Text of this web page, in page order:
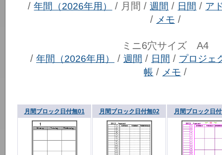
/年間（2026年用） / 月間 /週間 / 日間 / ア
/ メモ /
ミニ6穴サイズ A4
/ 年間（2026年用） / 週間 / 日間 / プロジェ
帳 / メモ /
月間ブロック日付無01 月間ブロック日付無02 月間ブロック日